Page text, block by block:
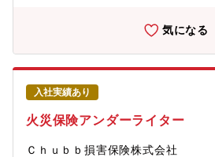
気になる
入社実績あり
火災保険アンダーライター
Ｃｈｕｂｂ損害保険株式会社